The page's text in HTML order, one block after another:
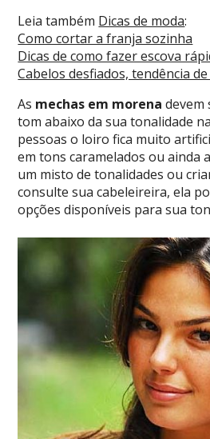
Leia também Dicas de moda:
Como cortar a franja sozinha
Dicas de como fazer escova
Cabelos desfiados, tendência
As mechas em morena devem
tom abaixo da sua tonalidade
pessoas o loiro fica muito
em tons caramelados ou ainda
um misto de tonalidades ou
consulte sua cabeleireira, ela
opções disponíveis para sua